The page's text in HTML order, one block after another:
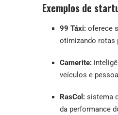
Exemplos de
99 Táxi: oferece
otimizando rotas
Camerite:
veículos e
RasCol: sistema
da performance